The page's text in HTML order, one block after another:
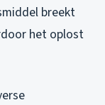
breekt
het oplost